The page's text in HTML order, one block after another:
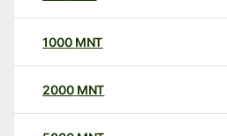
1000 MNT
2000 MNT